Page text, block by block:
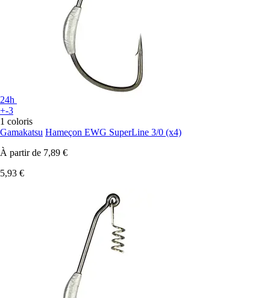
24h
+-3
1 coloris
Gamakatsu Hameçon EWG SuperLine 3/0 (x4)
À partir de 7,89 €
5,93 €